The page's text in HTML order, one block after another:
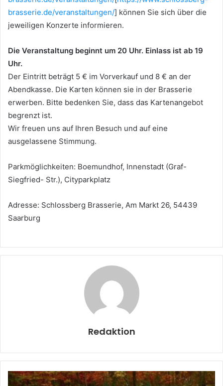
brasserie.de/veranstaltungen/] können Sie sich über die
jeweiligen Konzerte informieren.
Die Veranstaltung beginnt um 20 Uhr. Einlass ist ab 19
Uhr.
Der Eintritt beträgt 5 € im Vorverkauf und 8 € an der
Abendkasse. Die Karten können sie in der Brasserie
erwerben. Bitte bedenken Sie, dass das Kartenangebot
begrenzt ist.
Wir freuen uns auf Ihren Besuch und auf eine
ausgelassene Stimmung.
Parkmöglichkeiten: Boemundhof, Innenstadt (Graf-
Siegfried- Str.), Cityparkplatz
Adresse: Schlossberg Brasserie, Am Markt 26, 54439
Saarburg
Redaktion